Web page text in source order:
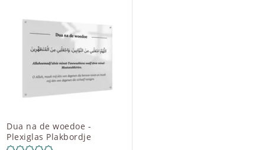
Dua na de woedoe -
Plexiglas Plakbordje